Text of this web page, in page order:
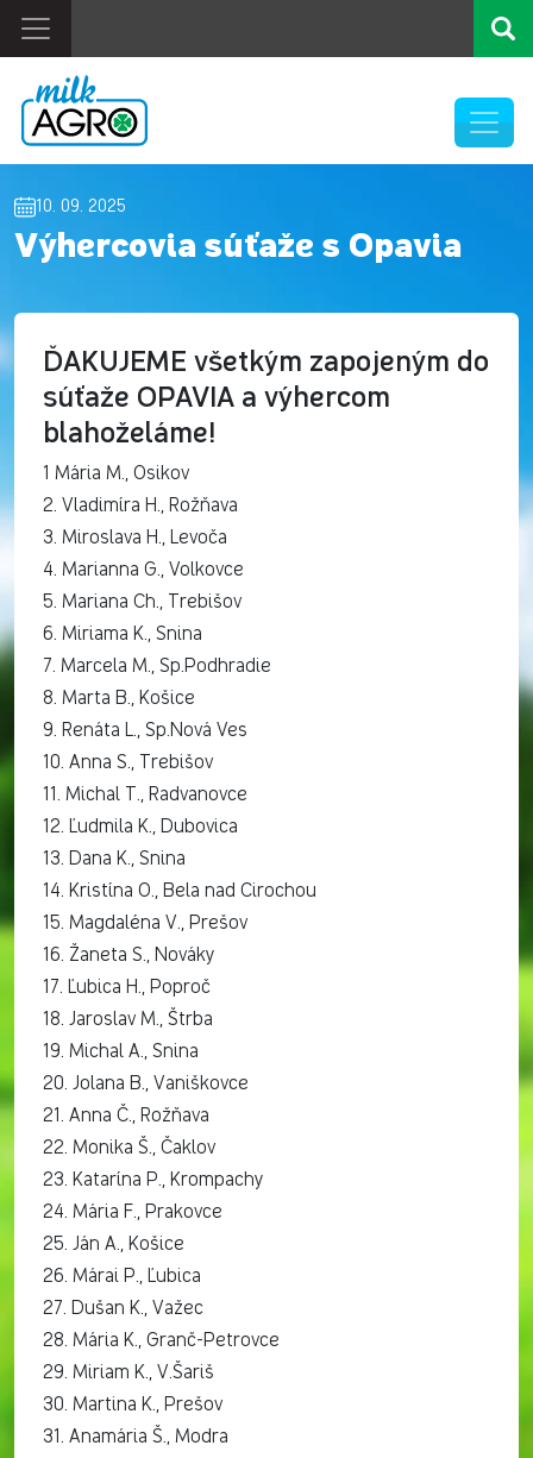
10. 09. 2025
Výhercovia súťaže s Opavia
ĎAKUJEME všetkým zapojeným do
súťaže OPAVIA a výhercom
blahoželáme!
1 Mária M., Osikov
2. Vladimíra H., Rožňava
3. Miroslava H., Levoča
4. Marianna G., Volkovce
5. Mariana Ch., Trebišov
6. Miriama K., Snina
7. Marcela M., Sp.Podhradie
8. Marta B., Košice
9. Renáta L., Sp.Nová Ves
10. Anna S., Trebišov
11. Michal T., Radvanovce
12. Ľudmila K., Dubovica
13. Dana K., Snina
14. Kristína O., Bela nad Cirochou
15. Magdaléna V., Prešov
16. Žaneta S., Nováky
17. Ľubica H., Poproč
18. Jaroslav M., Štrba
19. Michal A., Snina
20. Jolana B., Vaniškovce
21. Anna Č., Rožňava
22. Monika Š., Čaklov
23. Katarína P., Krompachy
24. Mária F., Prakovce
25. Ján A., Košice
26. Márai P., Ľubica
27. Dušan K., Važec
28. Mária K., Granč-Petrovce
29. Miriam K., V.Šariš
30. Martina K., Prešov
31. Anamária Š., Modra